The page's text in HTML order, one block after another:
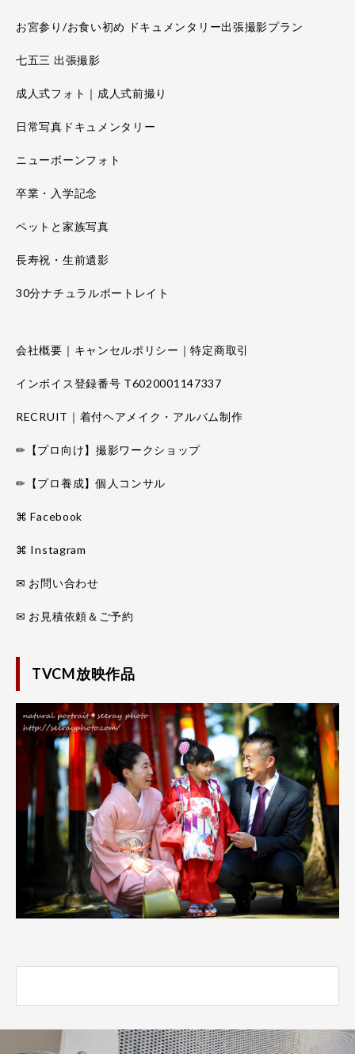
お宮参り/お食い初め ドキュメンタリー出張撮影プラン
七五三 出張撮影
成人式フォト｜成人式前撮り
日常写真ドキュメンタリー
ニューボーンフォト
卒業・入学記念
ペットと家族写真
長寿祝・生前遺影
30分ナチュラルポートレイト
会社概要｜キャンセルポリシー｜特定商取引
インボイス登録番号 T6020001147337
RECRUIT｜着付ヘアメイク・アルバム制作
✏【プロ向け】撮影ワークショップ
✏【プロ養成】個人コンサル
⌘ Facebook
⌘ Instagram
✉ お問い合わせ
✉ お見積依頼＆ご予約
TVCM放映作品